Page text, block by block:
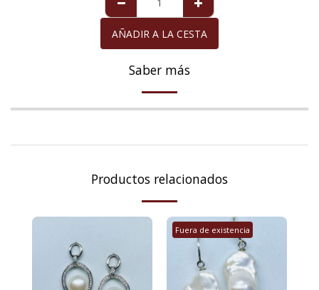
AÑADIR A LA CESTA
Saber más
Productos relacionados
Fuera de existencia